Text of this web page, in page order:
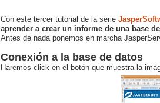
Con este tercer tutorial de la serie
aprender a crear un informe de una base
Antes de nada ponemos en marcha
Conexión a la base de datos
Haremos click en el botón que muestra la